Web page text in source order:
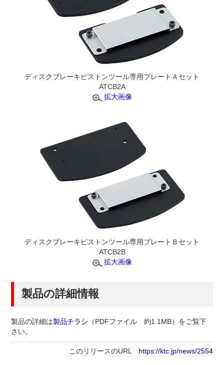
ディスクブレーキピストンツール専用プレートＡセット
ATCB2A
拡大画像
ディスクブレーキピストンツール専用プレートＢセット
ATCB2B
拡大画像
製品の詳細情報
製品の詳細は製品チラシ （PDFファイル 約1.1MB） をご覧下
さい。
このリリースのURL https://ktc.jp/news/2554